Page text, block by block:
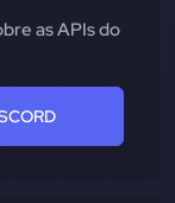
as APIs do